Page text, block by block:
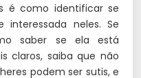
é como identificar se
neles. Se
saber se ela está
claros, saiba que não
podem ser sutis, e